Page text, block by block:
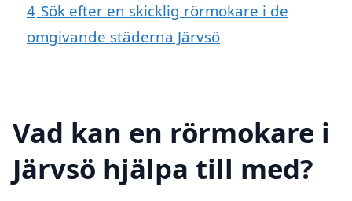
4 Sök efter en skicklig rörmokare i de
omgivande städerna Järvsö
Vad kan en rörmokare i
Järvsö hjälpa till med?